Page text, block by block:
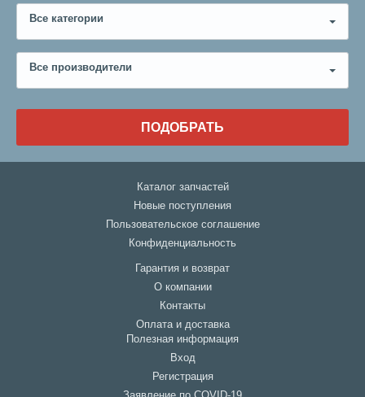
Все категории
Все производители
ПОДОБРАТЬ
Каталог запчастей
Новые поступления
Пользовательское соглашение
Конфиденциальность
Гарантия и возврат
О компании
Контакты
Оплата и доставка
Полезная информация
Вход
Регистрация